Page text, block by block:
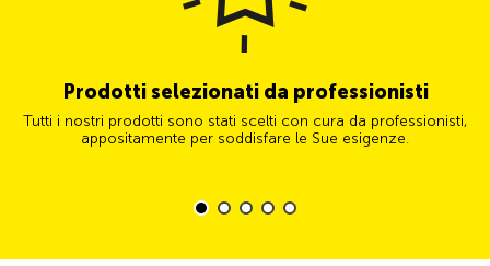
Prodotti selezionati da professionisti
Tutti i nostri prodotti sono stati scelti con cura da professionisti,
appositamente per soddisfare le Sue esigenze.